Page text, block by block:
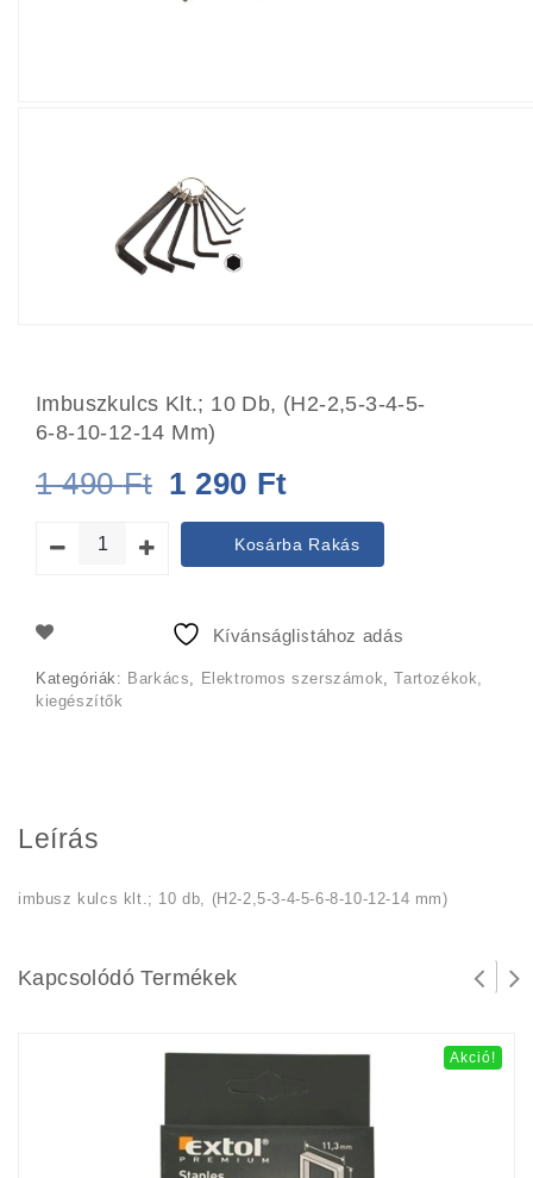
Imbuszkulcs Klt.; 10 Db, (H2-2,5-3-4-5-
6-8-10-12-14 Mm)
1 490Ft Original
price
was:
1
1 290 Ft
price
is:
Kosárba Rakás
Kívánságlistához adás
Kategóriák: Barkács, Elektromos szerszámok,Tartozékok,
kiegészítők
Leírás
imbusz kulcs klt.; 10 db, (H2-2,5-3-4-5-6-8-10-12-14 mm)
Kapcsolódó Termékek
Akció!